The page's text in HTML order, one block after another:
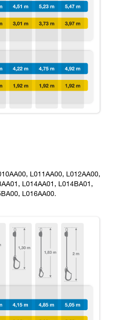
L011AA00, L012AA00,
L014AA01, L014BA01,
L016AA00.